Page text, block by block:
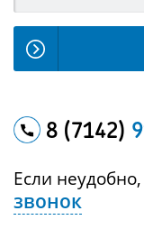
8 (7142)
Если
звонок